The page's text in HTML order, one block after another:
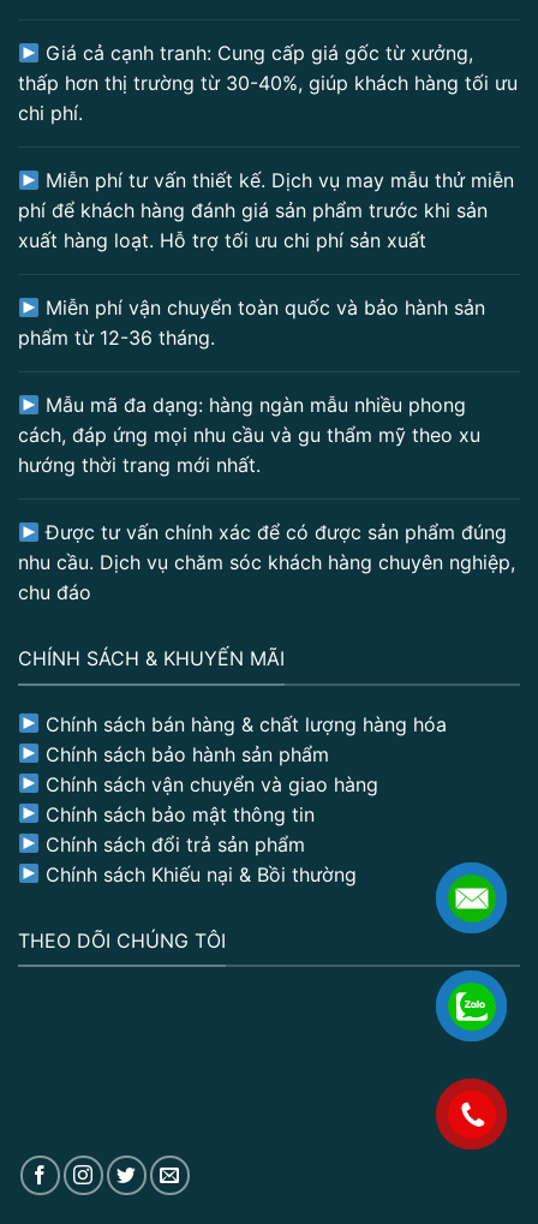
Giá cả cạnh tranh: Cung cấp giá gốc từ xưởng,
thấp hơn thị trường từ 30-40%, giúp khách hàng tối ưu
chi phí.
Miễn phí tư vấn thiết kế. Dịch vụ may mẫu thử miễn
phí để khách hàng đánh giá sản phẩm trước khi sản
xuất hàng loạt. Hỗ trợ tối ưu chi phí sản xuất
Miễn phí vận chuyển toàn quốc và bảo hành sản
phẩm từ 12-36 tháng.
Mẫu mã đa dạng: hàng ngàn mẫu nhiều phong
cách, đáp ứng mọi nhu cầu và gu thẩm mỹ theo xu
hướng thời trang mới nhất.
Được tư vấn chính xác để có được sản phẩm đúng
nhu cầu. Dịch vụ chăm sóc khách hàng chuyên nghiệp,
chu đáo
CHÍNH SÁCH & KHUYẾN MÃI
Chính sách bán hàng & chất lượng hàng hóa
Chính sách bảo hành sản phẩm
Chính sách vận chuyển và giao hàng
Chính sách bảo mật thông tin
Chính sách đổi trả sản phẩm
Chính sách Khiếu nại & Bồi thường
THEO DÕI CHÚNG TÔI
.